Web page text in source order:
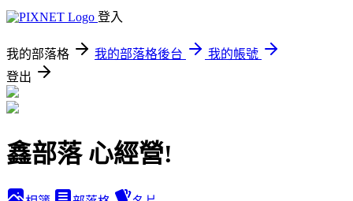
登入
我的部落格 我的部落格後台
我的帳號
登出
鑫部落 心經營!